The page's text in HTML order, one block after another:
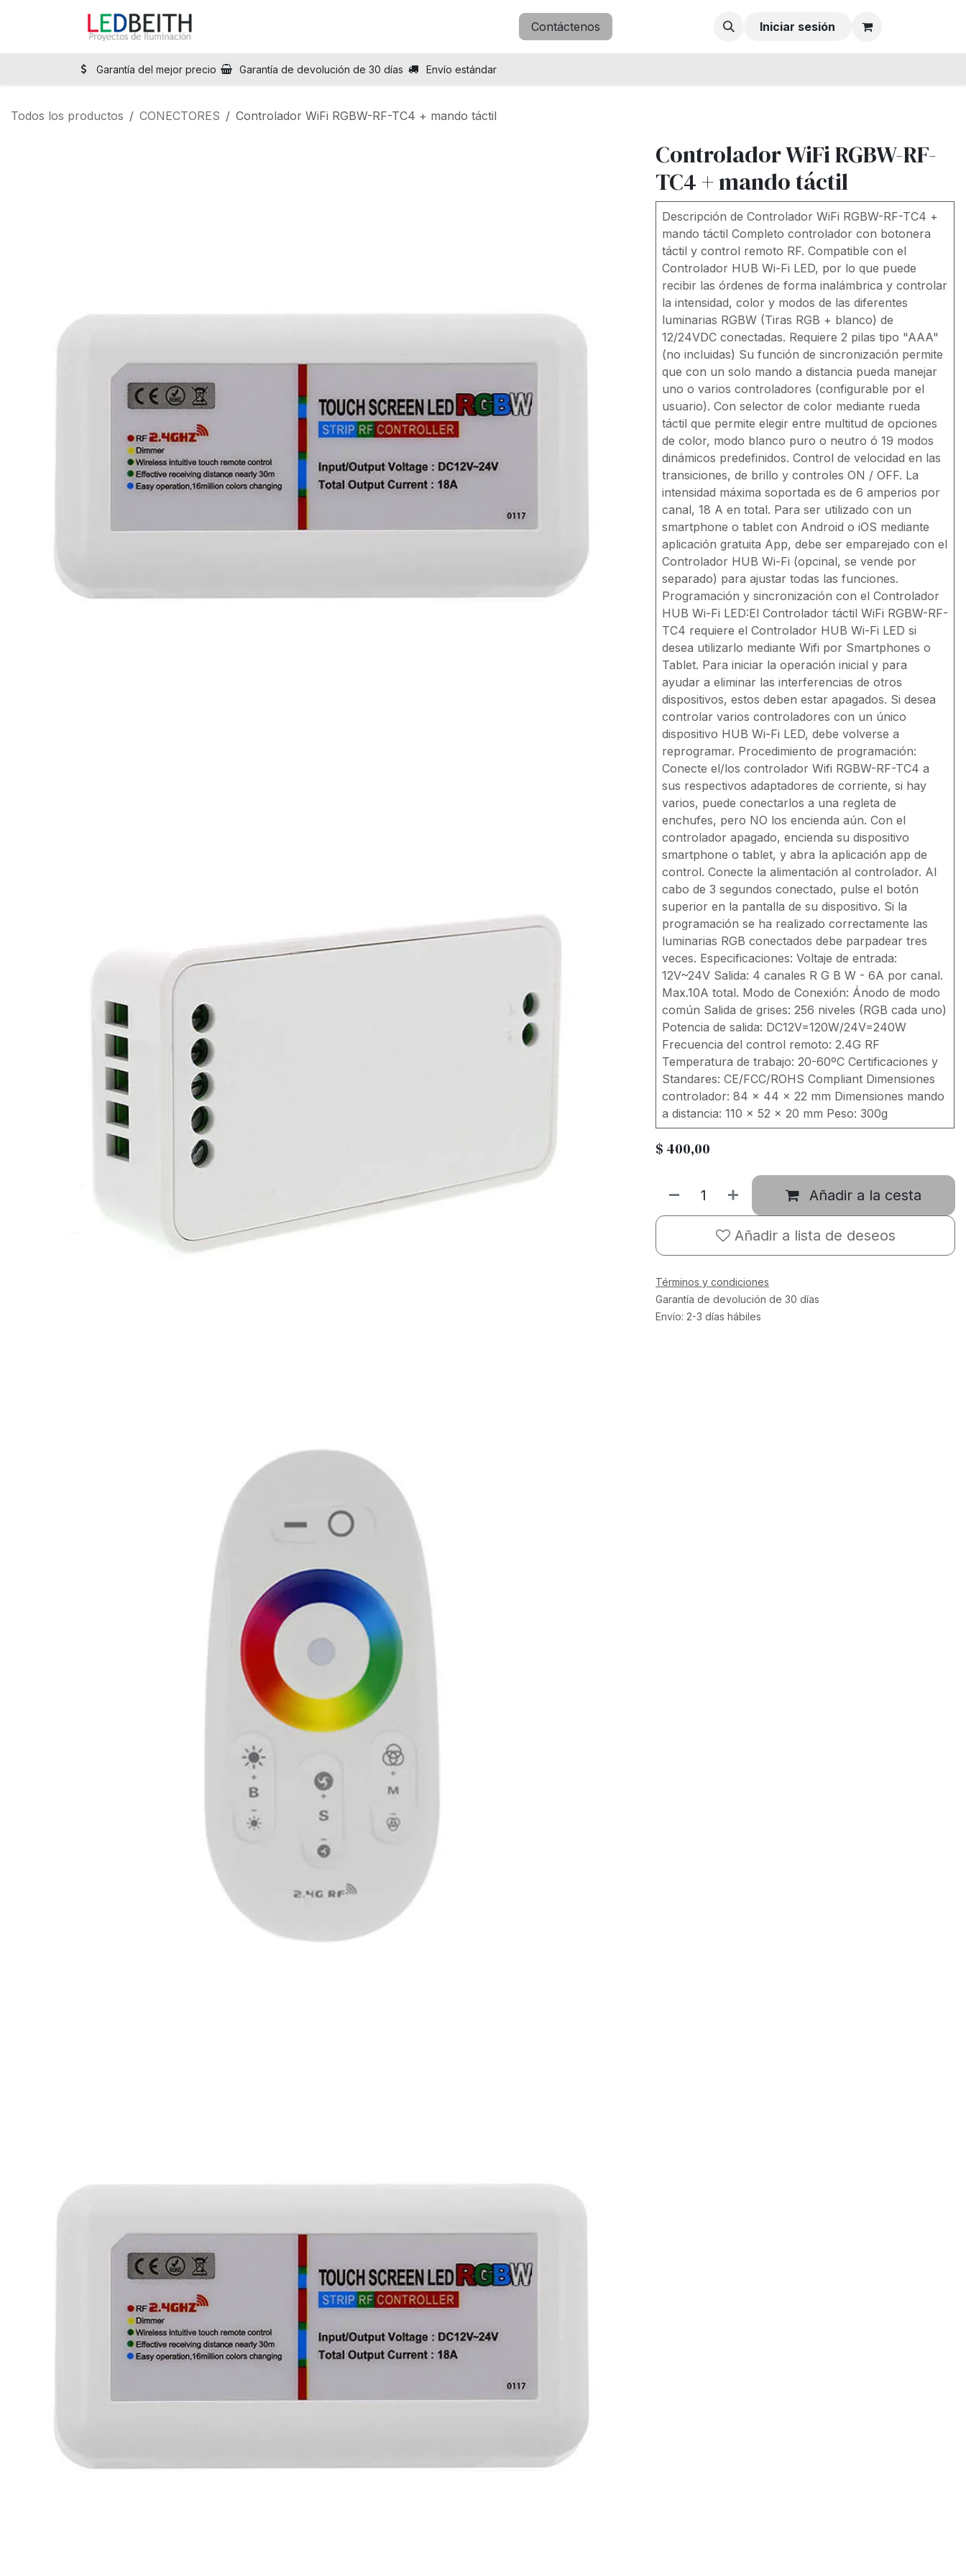
Contáctenos Iniciar sesión
Garantía del mejor precio Garantía de devolución de 30 días Envío estándar
Todos los productos CONECTORES Controlador WiFi RGBW-RF-TC4 + mando táctil
Controlador WiFi RGBW-RF-
TC4 + mando táctil
Descripción de Controlador WiFi RGBW-RF-TC4 +
mando táctil Completo controlador con botonera
táctil y control remoto RF. Compatible con el
Controlador HUB Wi-Fi LED, por lo que puede
recibir las órdenes de forma inalámbrica y controlar
la intensidad, color y modos de las diferentes
luminarias RGBW (Tiras RGB + blanco) de
12/24VDC conectadas. Requiere 2 pilas tipo "AAA"
(no incluidas) Su función de sincronización permite
que con un solo mando a distancia pueda manejar
uno o varios controladores (configurable por el
usuario). Con selector de color mediante rueda
táctil que permite elegir entre multitud de opciones
de color, modo blanco puro o neutro ó 19 modos
dinámicos predefinidos. Control de velocidad en las
transiciones, de brillo y controles ON / OFF. La
intensidad máxima soportada es de 6 amperios por
canal, 18 A en total. Para ser utilizado con un
smartphone o tablet con Android o iOS mediante
aplicación gratuita App, debe ser emparejado con el
Controlador HUB Wi-Fi (opcinal, se vende por
separado) para ajustar todas las funciones.
Programación y sincronización con el Controlador
HUB Wi-Fi LED:El Controlador táctil WiFi RGBW-RF-
TC4 requiere el Controlador HUB Wi-Fi LED si
desea utilizarlo mediante Wifi por Smartphones o
Tablet. Para iniciar la operación inicial y para
ayudar a eliminar las interferencias de otros
dispositivos, estos deben estar apagados. Si desea
controlar varios controladores con un único
dispositivo HUB Wi-Fi LED, debe volverse a
reprogramar. Procedimiento de programación:
Conecte el/los controlador Wifi RGBW-RF-TC4 a
sus respectivos adaptadores de corriente, si hay
varios, puede conectarlos a una regleta de
enchufes, pero NO los encienda aún. Con el
controlador apagado, encienda su dispositivo
smartphone o tablet, y abra la aplicación app de
control. Conecte la alimentación al controlador. Al
cabo de 3 segundos conectado, pulse el botón
superior en la pantalla de su dispositivo. Si la
programación se ha realizado correctamente las
luminarias RGB conectados debe parpadear tres
veces. Especificaciones: Voltaje de entrada:
12V~24V Salida: 4 canales R G B W - 6A por canal.
Max.10A total. Modo de Conexión: Ánodo de modo
común Salida de grises: 256 niveles (RGB cada uno)
Potencia de salida: DC12V=120W/24V=240W
Frecuencia del control remoto: 2.4G RF
Temperatura de trabajo: 20-60ºC Certificaciones y
Standares: CE/FCC/ROHS Compliant Dimensiones
controlador: 84 x 44 x 22 mm Dimensiones mando
a distancia: 110 x 52 x 20 mm Peso: 300g
$ 400,00
Añadir a la cesta
Añadir a lista de deseos
Términos y condiciones
Garantía de devolución de 30 días
Envío: 2-3 días hábiles